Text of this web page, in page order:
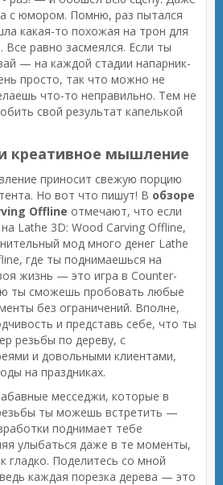
с юмором. Помню, раз пытался
какая-то похожая на трон для
Все равно засмеялся. Если ты
— на каждой стадии напарник-
просто, так что можно не
что-то неправильно. Тем не
свой результат капелькой
креативное мышление
приносит свежую порцию
Но вот что пишут! В обзоре
Offline отмечают, что если
Lathe 3D: Wood Carving Offline,
мод много денег Lathe
где ты поднимаешься на
жизнь — это игра в Counter-
ты сможешь пробовать любые
без ограничений. Вполне,
и представь себе, что ты
резьбы по дереву, с
и довольными клиентами,
на праздниках.
месседжи, которые в
ты можешь встретить —
поднимает тебе
улыбаться даже в те моменты,
гладко. Поделитесь со мной
каждая порезка дерева — это